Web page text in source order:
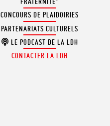
CONCOURS DE PLAIDOIRIES
PARTENARIATS CULTURELS
LE PODCAST DE LA LDH
CONTACTER LA LDH